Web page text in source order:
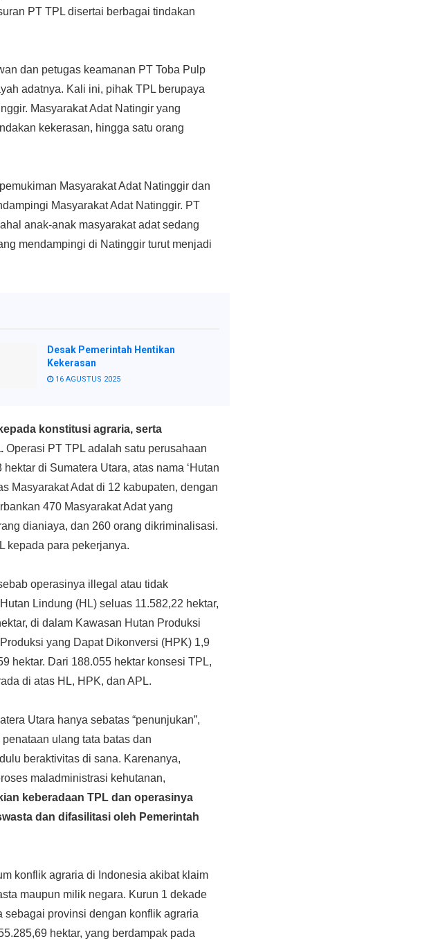
PT TPL disertai berbagai tindakan
dan petugas keamanan PT Toba Pulp
adatnya. Kali ini, pihak TPL berupaya
Masyarakat Adat Natingir yang
kekerasan, hingga satu orang
Masyarakat Adat Natinggir dan
Masyarakat Adat Natinggir. PT
anak-anak masyarakat adat sedang
mendampingi di Natinggir turut menjadi
Desak Pemerintah Hentikan
Kekerasan
16 AGUSTUS 2025
konstitusi agraria, serta
Operasi PT TPL adalah satu perusahaan
di Sumatera Utara, atas nama ‘Hutan
Masyarakat Adat di 12 kabupaten, dengan
470 Masyarakat Adat yang
dianiaya, dan 260 orang dikriminalisasi.
kepada para pekerjanya.
operasinya illegal atau tidak
Lindung (HL) seluas 11.582,22 hektar,
di dalam Kawasan Hutan Produksi
yang Dapat Dikonversi (HPK) 1,9
hektar. Dari 188.055 hektar konsesi TPL,
di atas HL, HPK, dan APL.
Utara hanya sebatas “penunjukan”,
ulang tata batas dan
beraktivitas di sana. Karenanya,
maladministrasi kehutanan,
keberadaan TPL dan operasinya
dan difasilitasi oleh Pemerintah
konflik agraria di Indonesia akibat klaim
maupun milik negara. Kurun 1 dekade
sebagai provinsi dengan konflik agraria
hektar, yang berdampak pada